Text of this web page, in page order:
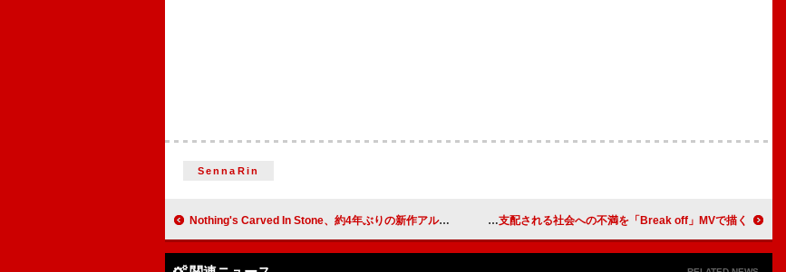
SennaRin
Nothing's Carved In Stone、約4年ぶりの新作アルバムより「Find the Color」を先行配信 SUPER★DRAGON、AIに支配される社会への不満を「Break off」MVで描く